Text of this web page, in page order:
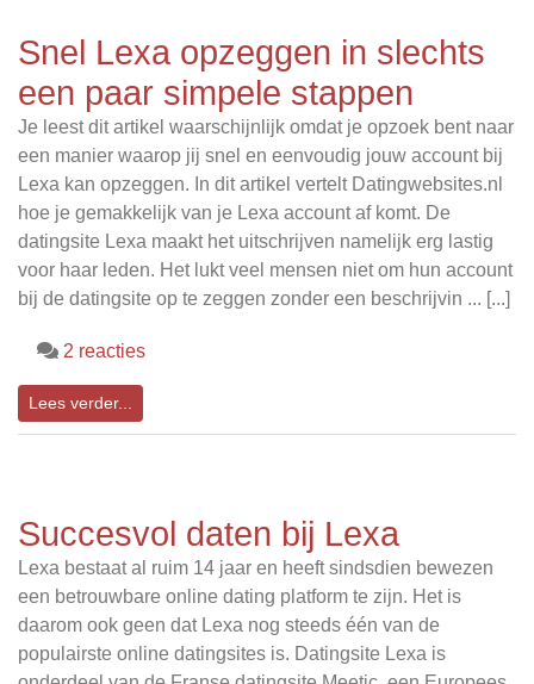
Snel Lexa opzeggen in slechts
een paar simpele stappen
Je leest dit artikel waarschijnlijk omdat je opzoek bent naar
een manier waarop jij snel en eenvoudig jouw account bij
Lexa kan opzeggen. In dit artikel vertelt Datingwebsites.nl
hoe je gemakkelijk van je Lexa account af komt. De
datingsite Lexa maakt het uitschrijven namelijk erg lastig
voor haar leden. Het lukt veel mensen niet om hun account
bij de datingsite op te zeggen zonder een beschrijvin ... [...]
2 reacties
Lees verder...
Succesvol daten bij Lexa
Lexa bestaat al ruim 14 jaar en heeft sindsdien bewezen
een betrouwbare online dating platform te zijn. Het is
daarom ook geen dat Lexa nog steeds één van de
populairste online datingsites is. Datingsite Lexa is